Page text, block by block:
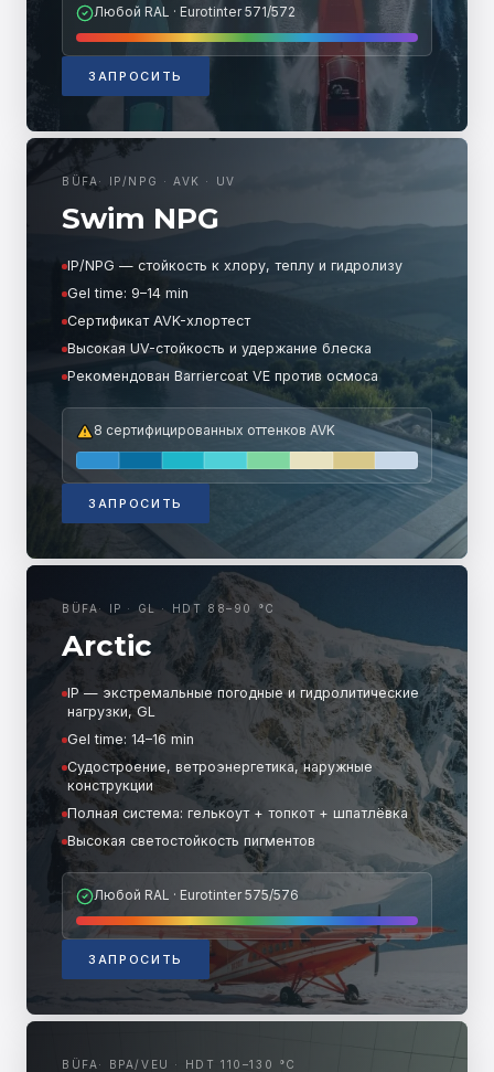
Любой RAL · Eurotinter 571/572
ЗАПРОСИТЬ
BÜFA · IP/NPG · AVK · UV
Swim NPG
IP/NPG — стойкость к хлору, теплу и гидролизу
Gel time: 9–14 min
Сертификат AVK-хлортест
Высокая UV-стойкость и удержание блеска
Рекомендован Barriercoat VE против осмоса
8 сертифицированных оттенков AVK
ЗАПРОСИТЬ
BÜFA· IP · GL · HDT 88–90 °C
Arctic
IP — экстремальные погодные и гидролитические
нагрузки, GL
Gel time: 14–16 min
Судостроение, ветроэнергетика, наружные
конструкции
Полная система: гелькоут + топкот + шпатлёвка
Высокая светостойкость пигментов
Любой RAL · Eurotinter 575/576
ЗАПРОСИТЬ
BÜFA · BPA/VEU · HDT 110–130 °C